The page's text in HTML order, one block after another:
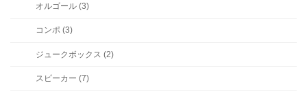
オルゴール (3)
コンポ (3)
ジュークボックス (2)
スピーカー (7)